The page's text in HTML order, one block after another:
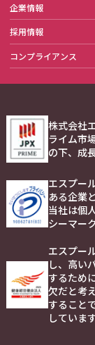
企業情報
採用情報
コンプライアンス
株式会社
ライム市
の下、成
エスプー
ある企業
当社は個
シーマー
エスプー
し、高い
するため
欠だと考
すること
しています